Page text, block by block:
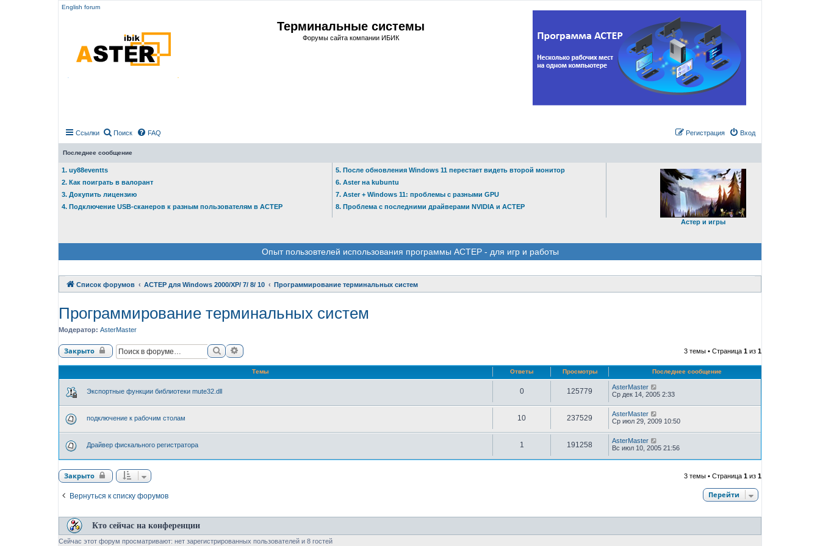
English forum
Терминальные системы
Форумы сайта компании ИБИК
Ссылки Поиск FAQ Вход
Регистрация
Последнее сообщение
1. uy88eventts
2. Как поиграть в валорант
3. Докупить лицензию
4. Подключение USB-сканеров к разным пользователям в АСТЕР
5. После обновления Windows 11 перестает видеть второй монитор
6. Aster на kubuntu
7. Aster + Windows 11: проблемы с разными GPU
8. Проблема с последними драйверами NVIDIA и АСТЕР
Астер и игры
Опыт пользовтелей использования программы АСТЕР - для игр и работы
Список форумов АСТЕР для Windows 2000/XP/ 7/ 8/ 10 Программирование терминальных систем
Программирование терминальных систем
Модератор: AsterMaster
Закрыто ПоискРасширенный поиск 3 темы • Страница 1 из 1
Темы Ответы Просмотры Последнее сообщение
Экспортные функции библиотеки mute32.dll 0 125779
AsterMaster
Ср дек 14, 2005 2:33
подключение к рабочим столам 10 237529
AsterMaster
Ср июл 29, 2009 10:50
Драйвер фискального регистратора 1 191258
AsterMaster
Вс июл 10, 2005 21:56
Закрыто 3 темы • Страница 1 из 1
Вернуться к списку форумов Перейти
Кто сейчас на конференции
Сейчас этот форум просматривают: нет зарегистрированных пользователей и 8 гостей